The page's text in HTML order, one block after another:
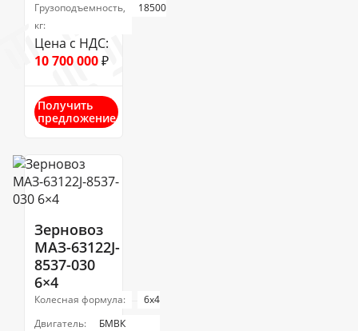
Грузоподъемность,
кг:
18500
Цена с НДС:
10 700 000₽
Получить
предложение
Зерновоз
МАЗ-63122J-
8537-030
6×4
Колесная формула:
6х4
Двигатель:
БМВК